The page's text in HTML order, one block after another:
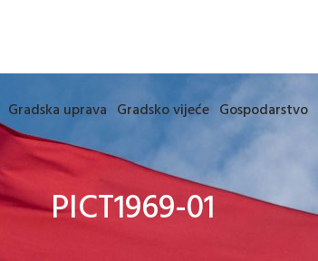
Gradska uprava Gradsko vijeće Gospodarstvo
PICT1969-01